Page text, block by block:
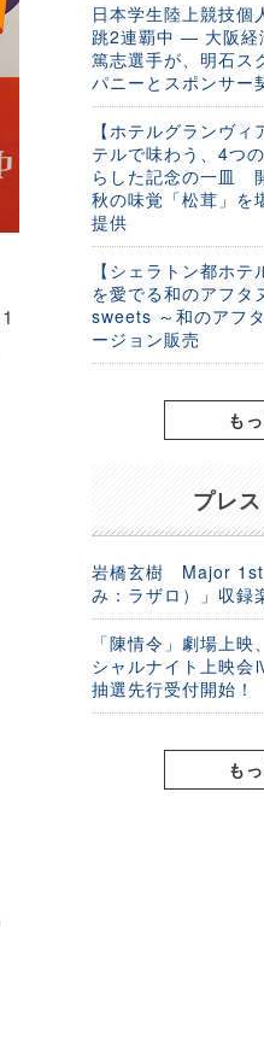
日本学生陸上競技個
跳2連覇中 ― 大阪経
篤志選手が、明石ス
パニーとスポンサー
【ホテルグランヴ
テルで味わう、4つ
らした記念の一皿
秋の味覚「松茸」を
提供
【シェラトン都ホ
を愛でる和のアフタ
sweets ～和のアフ
ージョン販売
も
プレ
岩橋玄樹 Major
み：ラザロ）」収録
「陳情令」劇場上
シャルナイト上映
抽選先行受付開始！
も